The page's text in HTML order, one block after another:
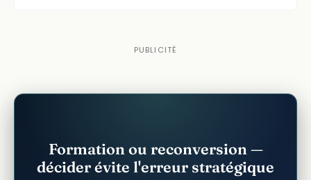
Formation ou reconversion —
décider évite l'erreur stratégique